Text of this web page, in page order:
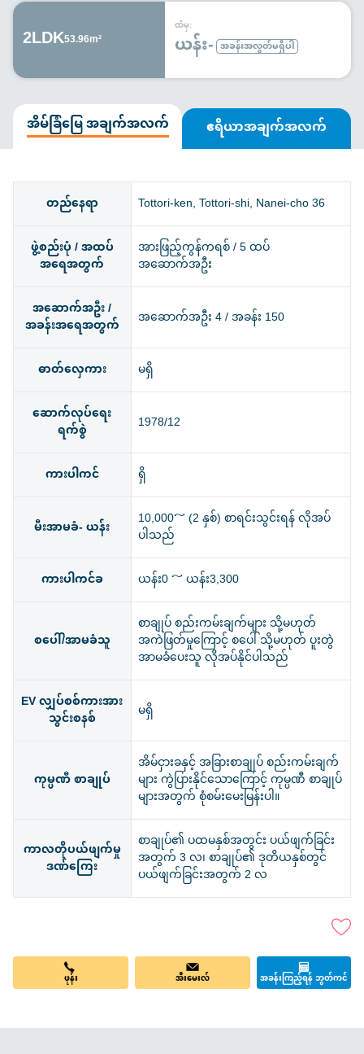
2LDK53.96m²
ထံမှ:
ယန်း- အခန်းအလွတ်မရှိပါ
အိမ်ခြံမြေ အချက်အလက် ဧရိယာအချက်အလက်
တည်နေရာ
Tottori-ken, Tottori-shi, Nanei-cho 36
ဖွဲ့စည်းပုံ / အထပ်
အရေအတွက်
အားဖြည့်ကွန်ကရစ် / 5 ထပ်
အဆောက်အဦး
အဆောက်အဦး /
အခန်းအရေအတွက် အဆောက်အဦး 4 / အခန်း 150
ဓာတ်လှေကား
မရှိ
ဆောက်လုပ်ရေး
ရက်စွဲ 1978/12
ကားပါကင် ရှိ
မီးအာမခံ- ယန်း 10,000～ (2 နှစ်) စာရင်းသွင်းရန် လိုအပ်
ပါသည်
ကားပါကင်ခ
ယန်း0 ～ ယန်း3,300
စပေါ်/အာမခံသူ
စာချုပ် စည်းကမ်းချက်များ သို့မဟုတ်
အကဲဖြတ်မှုကြောင့် စပေါ် သို့မဟုတ် ပူးတွဲ
အာမခံပေးသူ လိုအပ်နိုင်ပါသည်
EV လျှပ်စစ်ကားအား
သွင်းစနစ် မရှိ
ကုမ္ပဏီ စာချုပ်
အိမ်ငှားခနှင့် အခြားစာချုပ် စည်းကမ်းချက်
များ ကွဲပြားနိုင်သောကြောင့် ကုမ္ပဏီ စာချုပ်
များအတွက် စုံစမ်းမေးမြန်းပါ။
ကာလတိုပယ်ဖျက်မှု
ဒဏ်ကြေး
စာချုပ်၏ ပထမနှစ်အတွင်း ပယ်ဖျက်ခြင်း
အတွက် 3 လ၊ စာချုပ်၏ ဒုတိယနှစ်တွင်
ပယ်ဖျက်ခြင်းအတွက် 2 လ
ဖုန်း အီးမေးလ် အခန်းကြည့်ရန် ဘွတ်ကင်